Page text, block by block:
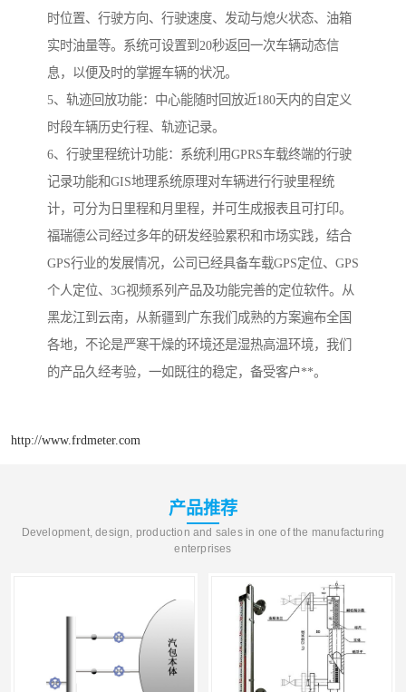
时位置、行驶方向、行驶速度、发动与熄火状态、油箱
实时油量等。系统可设置到20秒返回一次车辆动态信
息，以便及时的掌握车辆的状况。
5、轨迹回放功能：中心能随时回放近180天内的自定义
时段车辆历史行程、轨迹记录。
6、行驶里程统计功能：系统利用GPRS车载终端的行驶
记录功能和GIS地理系统原理对车辆进行行驶里程统
计，可分为日里程和月里程，并可生成报表且可打印。
福瑞德公司经过多年的研发经验累积和市场实践，结合
GPS行业的发展情况，公司已经具备车载GPS定位、GPS
个人定位、3G视频系列产品及功能完善的定位软件。从
黑龙江到云南，从新疆到广东我们成熟的方案遍布全国
各地，不论是严寒干燥的环境还是湿热高温环境，我们
的产品久经考验，一如既往的稳定，备受客户**。
http://www.frdmeter.com
产品推荐
Development, design, production and sales in one of the manufacturing
enterprises